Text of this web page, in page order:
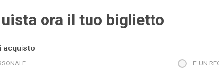
ora il tuo biglietto
acquisto
E' UN